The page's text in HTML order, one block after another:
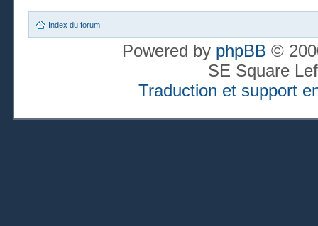
Index du forum
Powered by phpBB ©
SE Square
Traduction et support